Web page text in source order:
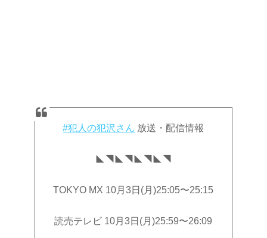
#犯人の犯沢さん 放送・配信情報
◣◥◣◥◣◥◣◥
TOKYO MX 10月3日(月)25:05〜25:15
読売テレビ 10月3日(月)25:59〜26:09